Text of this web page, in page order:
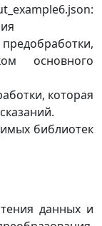
основного
которая
библиотек
данных и